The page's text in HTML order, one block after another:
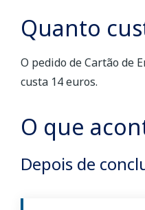
Quanto
O pedido de Cartão de
custa 14 euros.
O que
Depois de